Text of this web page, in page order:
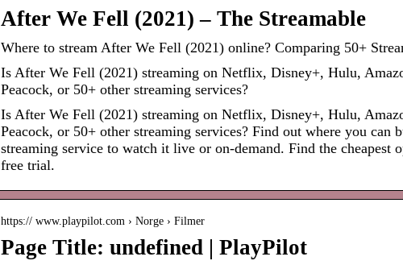
After We Fell (2021) – The Streamable
Where to stream After We Fell (2021) online? Comparing 50+
Is After We Fell (2021) streaming on Netflix, Disney+, Hulu,
Peacock, or 50+ other streaming services?
Is After We Fell (2021) streaming on Netflix, Disney+, Hulu,
Peacock, or 50+ other streaming services? Find out where you can
streaming service to watch it live or on-demand. Find the cheapest
free trial.
https:// www.playpilot.com › Norge › Filmer
Page Title: undefined | PlayPilot